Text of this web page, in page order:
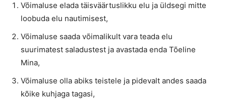
Võimaluse elada täisväärtuslikku elu ja üldsegi mitte
loobuda elu nautimisest,
Võimaluse saada võimalikult vara teada elu
suurimatest saladustest ja avastada enda Tõeline
Mina,
Võimaluse olla abiks teistele ja pidevalt andes saada
kõike kuhjaga tagasi,